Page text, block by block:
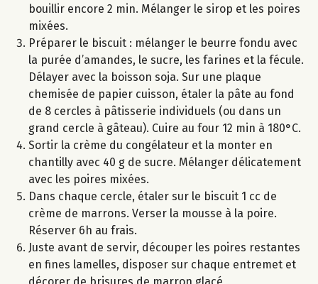
bouillir encore 2 min. Mélanger le sirop et les poires
mixées.
Préparer le biscuit : mélanger le beurre fondu avec
la purée d’amandes, le sucre, les farines et la fécule.
Délayer avec la boisson soja. Sur une plaque
chemisée de papier cuisson, étaler la pâte au fond
de 8 cercles à pâtisserie individuels (ou dans un
grand cercle à gâteau). Cuire au four 12 min à 180°C.
Sortir la crème du congélateur et la monter en
chantilly avec 40 g de sucre. Mélanger délicatement
avec les poires mixées.
Dans chaque cercle, étaler sur le biscuit 1 cc de
crème de marrons. Verser la mousse à la poire.
Réserver 6h au frais.
Juste avant de servir, découper les poires restantes
en fines lamelles, disposer sur chaque entremet et